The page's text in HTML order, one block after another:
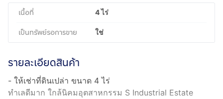
เนื้อที่ 4 ไร่
เป็นทรัพย์รอการขาย ใช่
รายละเอียดสินค้า
- ให้เช่าที่ดินเปล่า ขนาด 4 ไร่
ทำเลดีมาก ใกล้นิคมอุตสาหกรรม S Industrial Estate